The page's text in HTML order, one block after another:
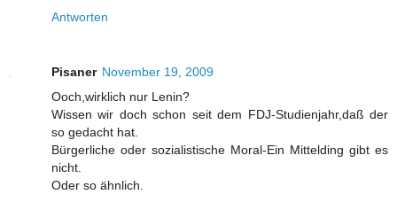
Antworten
Pisaner November 19, 2009
Ooch,wirklich nur Lenin?
Wissen wir doch schon seit dem FDJ-Studienjahr,daß der
so gedacht hat.
Bürgerliche oder sozialistische Moral-Ein Mittelding gibt es
nicht.
Oder so ähnlich.